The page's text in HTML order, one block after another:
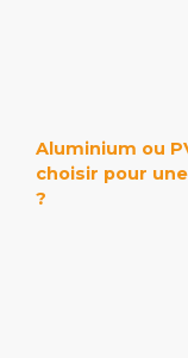
Aluminium ou
choisir pour
?